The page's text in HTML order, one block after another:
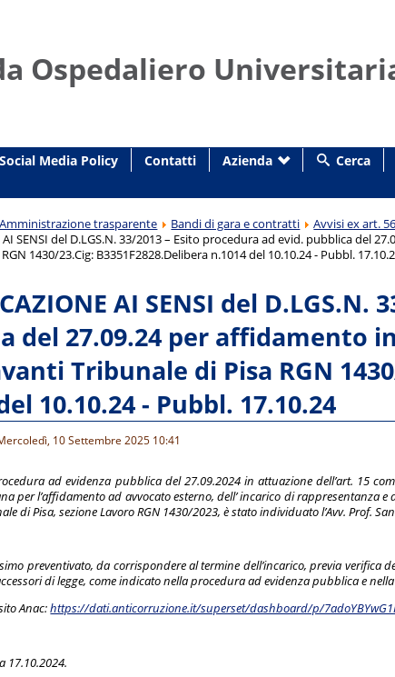
Ospedaliero
Social Media Policy Contatti Azienda Cerca
Amministrazione trasparente Bandi di gara e contratti
Avvisi ex art.
AI SENSI del D.LGS.N. 33/2013 – Esito procedura ad evid. pubblica del
1430/23.Cig: B3351F2828.Delibera n.1014 del 10.10.24 - Pubbl.
AI SENSI del
del 27.09.24 per affidamento
Tribunale di Pisa RGN
10.10.24 - Pubbl. 17.10.24
10 Settembre 2025 10:41
ad evidenza pubblica del 27.09.2024 in attuazione dell’art. 15
per l’affidamento ad avvocato esterno, dell’ incarico di rappresentanza
di Pisa, sezione Lavoro RGN 1430/2023, è stato individuato l’Avv. Prof.
preventivato, da corrispondere al termine dell’incarico, previa verifica
di legge, come indicato nella procedura ad evidenza pubblica e
Anac:https://dati.anticorruzione.it/superset/dashboard/p/
17.10.2024.